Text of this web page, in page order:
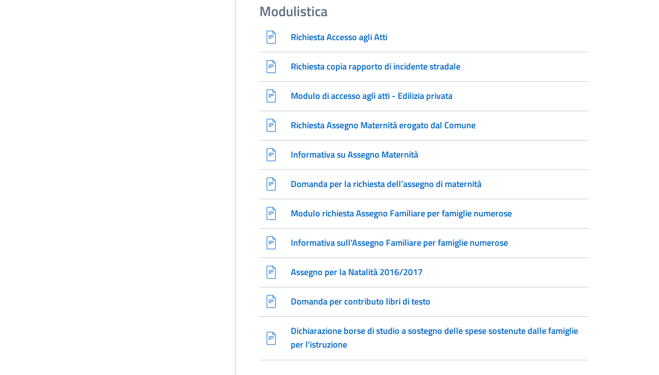
Modulistica
Richiesta Accesso agli Atti
Richiesta copia rapporto di incidente stradale
Modulo di accesso agli atti - Edilizia privata
Richiesta Assegno Maternità erogato dal Comune
Informativa su Assegno Maternità
Domanda per la richiesta dell’assegno di maternità
Modulo richiesta Assegno Familiare per famiglie numerose
Informativa sull'Assegno Familiare per famiglie numerose
Assegno per la Natalità 2016/2017
Domanda per contributo libri di testo
Dichiarazione borse di studio a sostegno delle spese sostenute dalle famiglie
per l'istruzione